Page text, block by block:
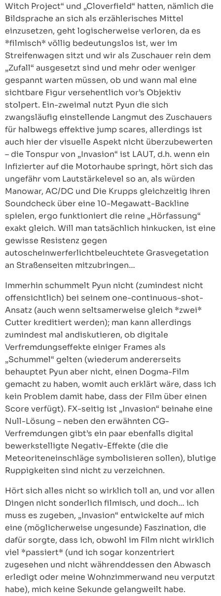
Witch Project“ und „Cloverfield“ hatten, nämlich die
Bildsprache an sich als erzählerisches Mittel
einzusetzen, geht logischerweise verloren, da es
*filmisch* völlig bedeutungslos ist, wer im
Streifenwagen sitzt und wir als Zuschauer rein dem
„Zufall“ ausgesetzt sind und mehr oder weniger
gespannt warten müssen, ob und wann mal eine
sichtbare Figur versehentlich vor’s Objektiv
stolpert. Ein-zweimal nutzt Pyun die sich
zwangsläufig einstellende Langmut des Zuschauers
für halbwegs effektive jump scares, allerdings ist
auch hier der visuelle Aspekt nicht überzubewerten
– die Tonspur von „Invasion“ ist LAUT, d.h. wenn ein
Infizierter auf die Motorhaube springt, hört sich das
ungefähr vom Lautstärkelevel so an, als würden
Manowar, AC/DC und Die Krupps gleichzeitig ihren
Soundcheck über eine 10-Megawatt-Backline
spielen, ergo funktioniert die reine „Hörfassung“
exakt gleich. Will man tatsächlich hinkucken, ist eine
gewisse Resistenz gegen
autoscheinwerferlichtbeleuchtete Grasvegetation
an Straßenseiten mitzubringen…
Immerhin schummelt Pyun nicht (zumindest nicht
offensichtlich) bei seinem one-continuous-shot-
Ansatz (auch wenn seltsamerweise gleich *zwei*
Cutter kreditiert werden); man kann allerdings
zumindest mal andiskutieren, ob digitale
Verfremdungseffekte einiger Frames als
„Schummel“ gelten (wiederum andererseits
behauptet Pyun aber nicht, einen Dogma-Film
gemacht zu haben, womit auch erklärt wäre, dass ich
kein Problem damit habe, dass der Film über einen
Score verfügt). FX-seitig ist „Invasion“ beinahe eine
Null-Lösung – neben den erwähnten CG-
Verfremdungen gibt’s ein paar ebenfalls digital
bewerkstelligte Negativ-Effekte (die die
Meteoriteneinschläge symbolisieren sollen), blutige
Ruppigkeiten sind nicht zu verzeichnen.
Hört sich alles nicht so wirklich toll an, und vor allen
Dingen nicht sonderlich filmisch, und doch… ich
muss es zugeben, „Invasion“ entwickelte auf mich
eine (möglicherweise ungesunde) Faszination, die
dafür sorgte, dass ich, obwohl im Film nicht wirklich
viel *passiert* (und ich sogar konzentriert
zugesehen und nicht währenddessen den Abwasch
erledigt oder meine Wohnzimmerwand neu verputzt
habe), mich keine Sekunde gelangweilt habe.